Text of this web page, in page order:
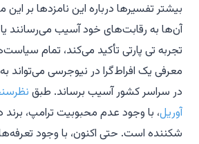
بیشتر تفسیرها درباره این نامزدها بر این
آن‌ها به رقابت‌های خود آسیب می‌رسانند
تجربه تی پارتی تأکید می‌کند، تمام
معرفی یک افراط‌گرا در نیوجرسی می‌تواند
در سراسر کشور آسیب برساند. طبق
آوریل، با وجود عدم محبوبیت ترامپ، برند
شکننده است. حتی اکنون، با وجود